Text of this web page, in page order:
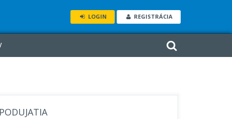
LOGIN REGISTRÁCIA